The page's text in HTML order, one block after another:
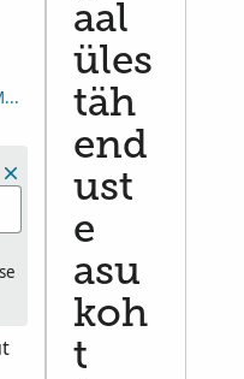
(DGS)
aal
üles
täh
end
ust
e
asu
koh
t